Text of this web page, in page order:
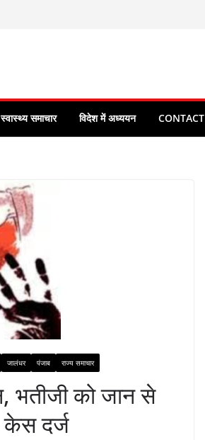
स्वास्थ्य समाचार विदेश में अध्ययन CONTACT
जालंधर पंजाब राज्य समाचार
भतीजी को जान से
केस दर्ज